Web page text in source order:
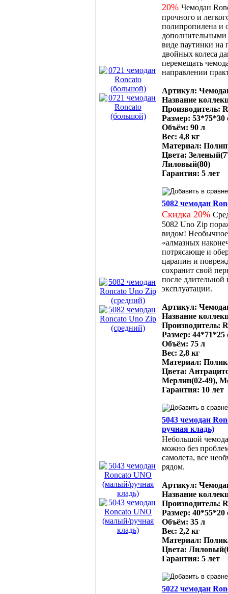
20% Чемодан
прочного и
полипропилена и
дополнительными
виде паутинки на
двойных колеса
перемещать
направлении
Артикул:
Название
Производитель:
Размер: 53*75*30
Объём: 90 л
Вес: 4,8 кг
Материал:
Цвета:
Лиловый(80)
Гарантия: 5 лет
5082 чемодан
Скидка 20%
5082 Uno Zip
видом!
«алмазных
потрясающе и
царапин и
сохранит свой
после
эксплуатации.
Артикул:
Название
Производитель:
Размер: 44*71*25
Объём: 75 л
Вес: 2,8 кг
Материал:
Цвета:
Мерлин(02-49),
Гарантия: 10 лет
5043 чемодан
ручная кладь)
Небольшой
можно без
самолета, все
рядом.
Артикул:
Название
Производитель:
Размер: 40*55*20
Объём: 35 л
Вес: 2,2 кг
Материал:
Цвета:
Гарантия: 5 лет
5022 чемодан